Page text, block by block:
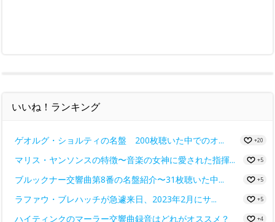
いいね！ランキング
ゲオルグ・ショルティの名盤 200枚聴いた中でのオ... +20
マリス・ヤンソンスの特徴〜音楽の女神に愛された指揮... +5
ブルックナー交響曲第8番の名盤紹介〜31枚聴いた中... +5
ラファウ・ブレハッチが急遽来日、2023年2月にサ... +5
ハイティンクのマーラー交響曲録音はどれがオススメ？ +4